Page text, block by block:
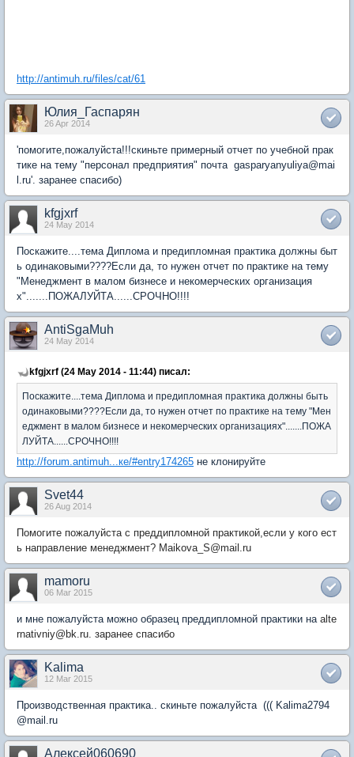
http://antimuh.ru/files/cat/61
Юлия_Гаспарян
26 Apr 2014
'помогите,пожалуйста!!!скиньте примерный отчет по учебной прак
тике на тему "персонал предприятия" почта gasparyanyuliya@mai
l.ru'. заранее спасибо)
kfgjxrf
24 May 2014
Поскажите....тема Диплома и предипломная практика должны быт
ь одинаковыми????Если да, то нужен отчет по практике на тему
"Менеджмент в малом бизнесе и некомерческих организация
х".......ПОЖАЛУЙТА......СРОЧНО!!!!
AntiSgaMuh
24 May 2014
kfgjxrf (24 May 2014 - 11:44) писал:
Поскажите....тема Диплома и предипломная практика должны быть
одинаковыми????Если да, то нужен отчет по практике на тему "Мен
еджмент в малом бизнесе и некомерческих организациях".......ПОЖА
ЛУЙТА......СРОЧНО!!!!
http://forum.antimuh...ке/#entry174265 не клонируйте
Svet44
26 Aug 2014
Помогите пожалуйста с преддипломной практикой,если у кого ест
ь направление менеджмент? Maikova_S@mail.ru
mamoru
06 Mar 2015
и мне пожалуйста можно образец преддипломной практики на alte
rnativniy@bk.ru. заранее спасибо
Kalima
12 Mar 2015
Производственная практика.. скиньте пожалуйста ((( Kalima2794
@mail.ru
Алексей060690